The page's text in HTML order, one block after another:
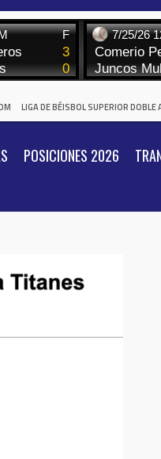
LIGA DE BÉISBOL SUPERIOR DOBLE
POSICIONES 2026